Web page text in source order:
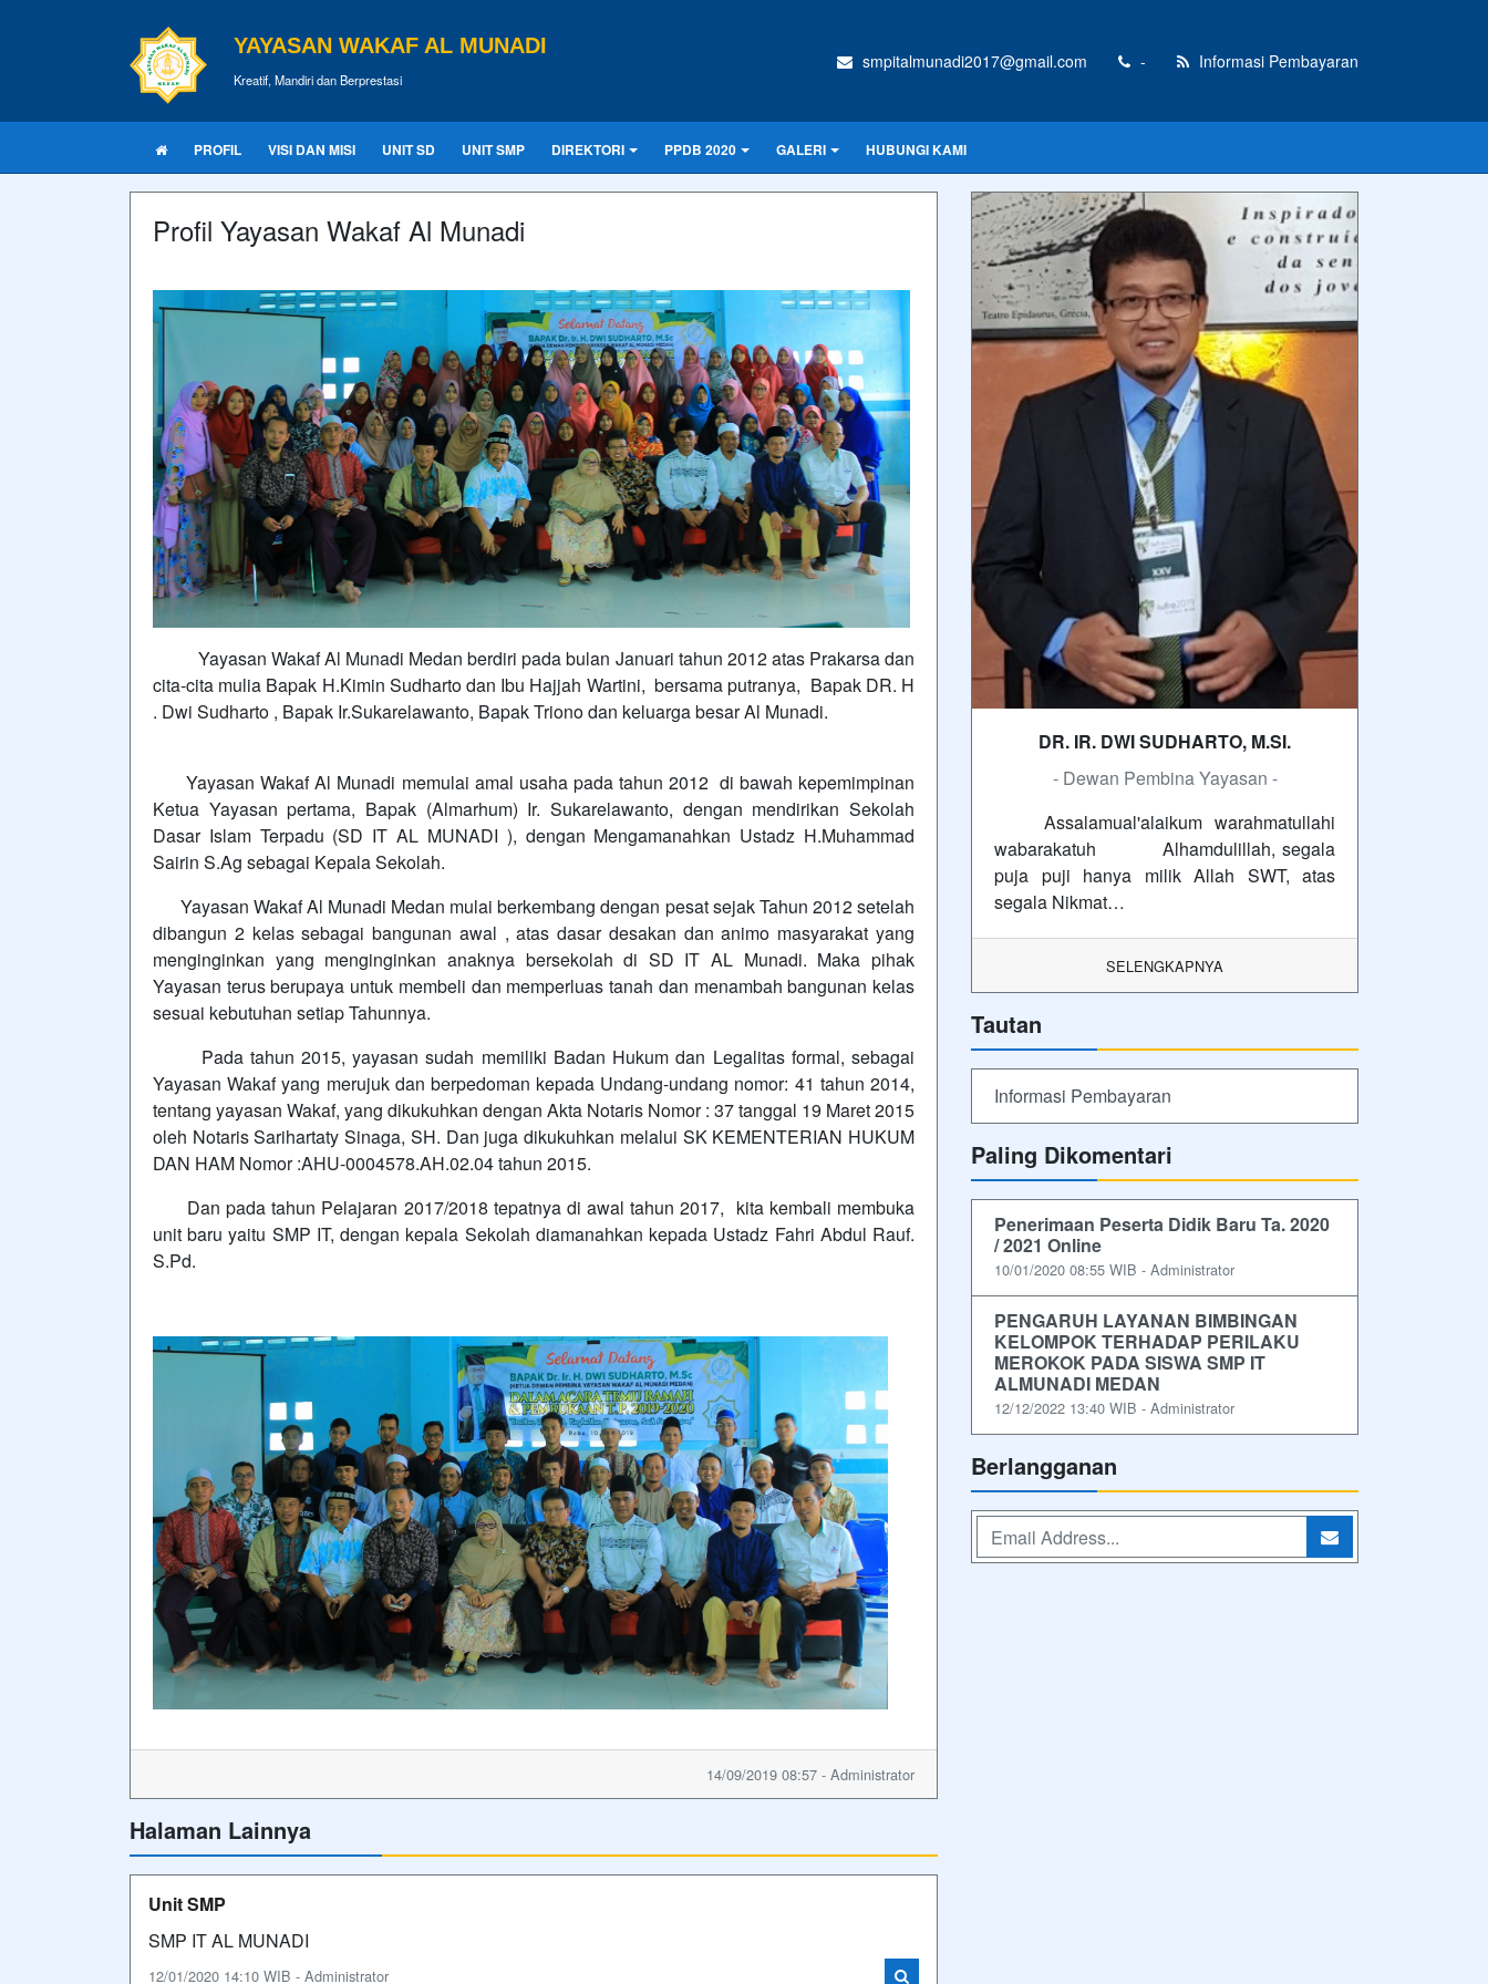
YAYASAN WAKAF AL MUNADI
Kreatif, Mandiri dan Berprestasi
smpitalmunadi2017@gmail.com - Informasi Pembayaran
PROFIL VISI DAN MISI UNIT SD UNIT SMP DIREKTORI PPDB 2020 GALERI HUBUNGI KAMI
Profil Yayasan Wakaf Al Munadi
Yayasan Wakaf Al Munadi Medan berdiri pada bulan Januari tahun 2012 atas Prakarsa dan
cita-cita mulia Bapak H.Kimin Sudharto dan Ibu Hajjah Wartini, bersama putranya, Bapak DR. H
. Dwi Sudharto , Bapak Ir.Sukarelawanto, Bapak Triono dan keluarga besar Al Munadi.
Yayasan Wakaf Al Munadi memulai amal usaha pada tahun 2012 di bawah kepemimpinan
Ketua Yayasan pertama, Bapak (Almarhum) Ir. Sukarelawanto, dengan mendirikan Sekolah
Dasar Islam Terpadu (SD IT AL MUNADI ), dengan Mengamanahkan Ustadz H.Muhammad
Sairin S.Ag sebagai Kepala Sekolah.
Yayasan Wakaf Al Munadi Medan mulai berkembang dengan pesat sejak Tahun 2012 setelah
dibangun 2 kelas sebagai bangunan awal , atas dasar desakan dan animo masyarakat yang
menginginkan yang menginginkan anaknya bersekolah di SD IT AL Munadi. Maka pihak
Yayasan terus berupaya untuk membeli dan memperluas tanah dan menambah bangunan kelas
sesuai kebutuhan setiap Tahunnya.
Pada tahun 2015, yayasan sudah memiliki Badan Hukum dan Legalitas formal, sebagai
Yayasan Wakaf yang merujuk dan berpedoman kepada Undang-undang nomor: 41 tahun 2014,
tentang yayasan Wakaf, yang dikukuhkan dengan Akta Notaris Nomor : 37 tanggal 19 Maret 2015
oleh Notaris Sarihartaty Sinaga, SH. Dan juga dikukuhkan melalui SK KEMENTERIAN HUKUM
DAN HAM Nomor :AHU-0004578.AH.02.04 tahun 2015.
Dan pada tahun Pelajaran 2017/2018 tepatnya di awal tahun 2017, kita kembali membuka
unit baru yaitu SMP IT, dengan kepala Sekolah diamanahkan kepada Ustadz Fahri Abdul Rauf.
S.Pd.
14/09/2019 08:57 - Administrator
Halaman Lainnya
Unit SMP
SMP IT AL MUNADI
12/01/2020 14:10 WIB - Administrator
DR. IR. DWI SUDHARTO, M.SI.
- Dewan Pembina Yayasan -
Assalamual'alaikum warahmatullahi
wabarakatuh Alhamdulillah, segala
puja puji hanya milik Allah SWT, atas
segala Nikmat…
SELENGKAPNYA
Tautan
Informasi Pembayaran
Paling Dikomentari
Penerimaan Peserta Didik Baru Ta. 2020
/ 2021 Online
10/01/2020 08:55 WIB - Administrator
PENGARUH LAYANAN BIMBINGAN
KELOMPOK TERHADAP PERILAKU
MEROKOK PADA SISWA SMP IT
ALMUNADI MEDAN
12/12/2022 13:40 WIB - Administrator
Berlangganan